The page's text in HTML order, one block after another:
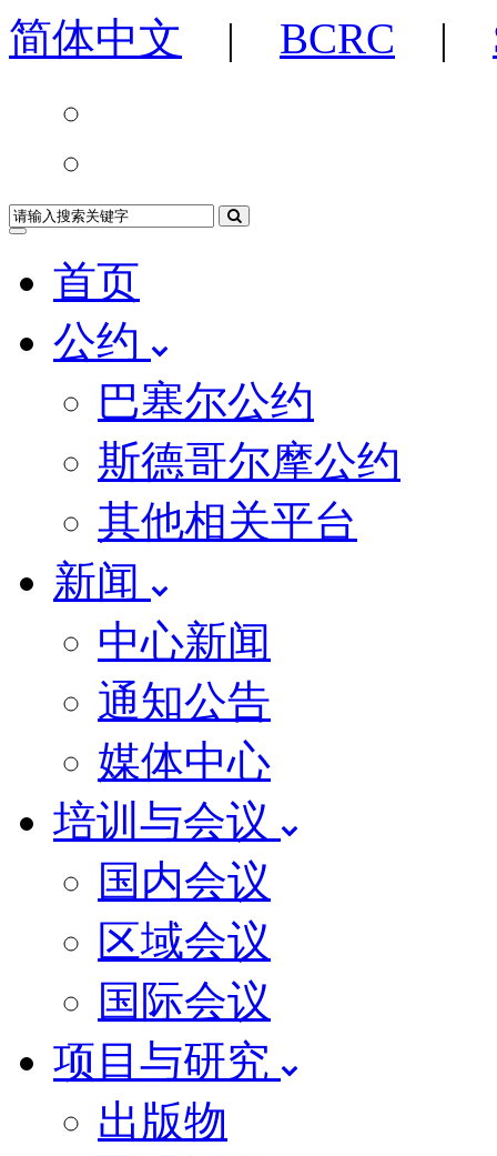
简体中文 | BCRC |
首页
公约
巴塞尔公约
斯德哥尔摩公约
其他相关平台
新闻
中心新闻
通知公告
媒体中心
培训与会议
国内会议
区域会议
国际会议
项目与研究
出版物